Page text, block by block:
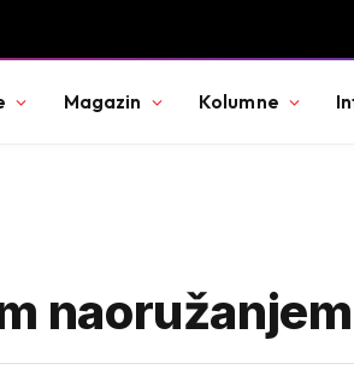
Magazin Kolumne
naoružanjem